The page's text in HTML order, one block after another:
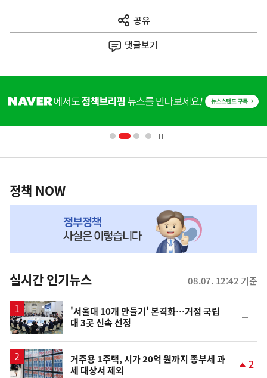
다
음
공유
열
기
댓글보기
단
영
책
NOW,
뉴
스
정책 NOW
실시간 인기뉴스 08.07. 12:42 기준
'서울대 10개 만들기' 본격화…거점 국립
대 3곳 신속 선정
일
거주용 1주택, 시가 20억 원까지 종부세 과
세 대상서 제외
2